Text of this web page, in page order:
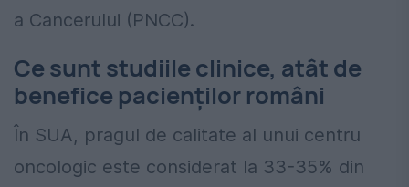
a Cancerului (PNCC).
Ce sunt studiile clinice, atât de
benefice pacienților români
În SUA, pragul de calitate al unui centru
oncologic este considerat la 33-35% din